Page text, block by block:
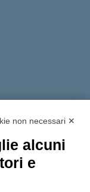
Privacy Policy
non necessari ✕
alcuni
e